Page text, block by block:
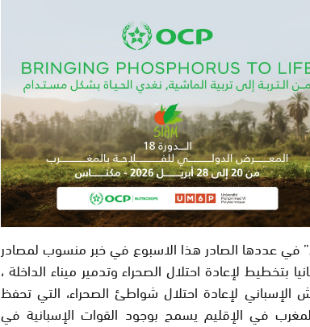
في عددها الصادر هذا الاسبوع في خبر منسوب لمصادر
بتخطيط لإعادة احتلال الصحراء وتدمير ميناء الداخلة ،
أصدرها الجيش الإسباني لإعادة احتلال شواطئ الصحراء، التي تحفظ
في الإقليم يسمح بوجود القوات الإسبانية في